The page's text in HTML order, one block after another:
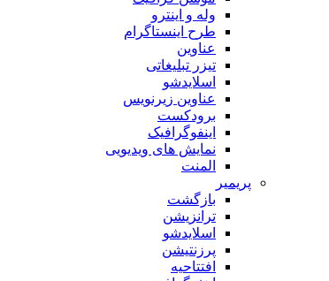
وله و اینترو
طرح اینستاگرام
عناوین
تیزر تبلیغاتی
اسلایدشو
عناوین زیرنویس
برودکست
اینفوگرافیک
نمایش های ویدیویی
المنت
پریمیر
بازگشت
ترانزیشن
اسلایدشو
پرزنتیشن
افتتاحیه